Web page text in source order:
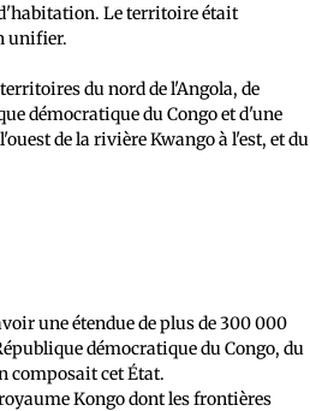
Le territoire était
unifier.
du nord de l'Angola, de
démocratique du Congo et d'une
de la rivière Kwango à l'est, et du
une étendue de plus de 300 000
démocratique du Congo, du
composait cet État.
Kongo dont les frontières